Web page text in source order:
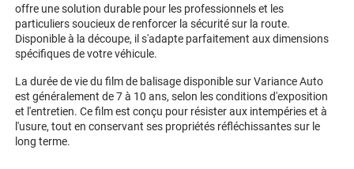
offre une solution durable pour les professionnels et les
particuliers soucieux de renforcer la sécurité sur la route.
Disponible à la découpe, il s'adapte parfaitement aux dimensions
spécifiques de votre véhicule.
La durée de vie du film de balisage disponible sur Variance Auto
est généralement de 7 à 10 ans, selon les conditions d'exposition
et l'entretien. Ce film est conçu pour résister aux intempéries et à
l'usure, tout en conservant ses propriétés réfléchissantes sur le
long terme.